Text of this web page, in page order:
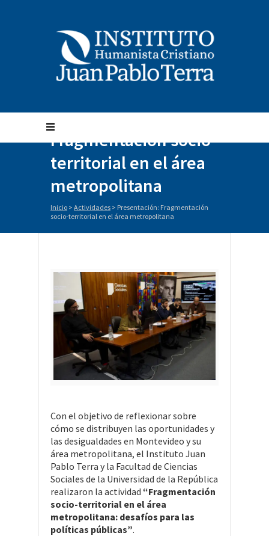
Presentación:
Fragmentación socio-
territorial en el área
metropolitana
Inicio > Actividades > Presentación: Fragmentación
socio-territorial en el área metropolitana
Con el objetivo de reflexionar sobre
cómo se distribuyen las oportunidades y
las desigualdades en Montevideo y su
área metropolitana, el Instituto Juan
Pablo Terra y la Facultad de Ciencias
Sociales de la Universidad de la República
realizaron la actividad “Fragmentación
socio-territorial en el área
metropolitana: desafíos para las
políticas públicas”.